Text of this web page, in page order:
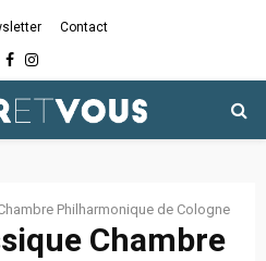
Contact
Facebook
Instagram
Philharmonique de Cologne
Chambre